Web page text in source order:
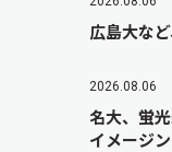
広島大な
2026.08.06
名大、蛍
イメージ